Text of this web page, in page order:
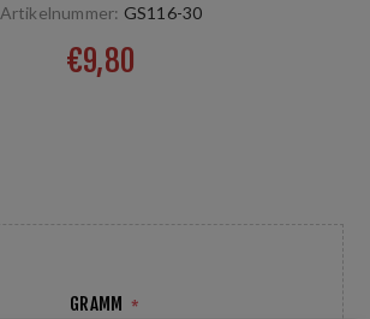
Artikelnummer: GS116-30
€9,80
GRAMM *